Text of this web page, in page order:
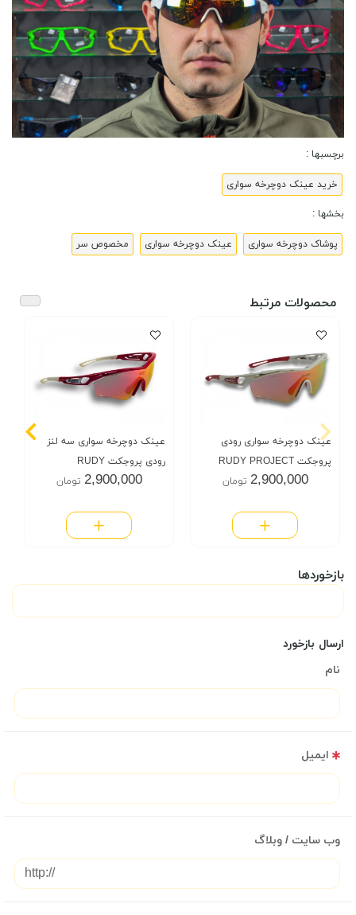
برچسبها :
خرید عینک دوچرخه سواری
بخشها :
پوشاک دوچرخه سواری عینک دوچرخه سواری مخصوص سر
محصولات مرتبط
عینک دوچرخه سواری رودی
پروجکت RUDY PROJECT
2,900,000 تومان
عینک دوچرخه سواری سه لنز
رودی پروجکت RUDY
PROJECT
2,900,000 تومان
بازخوردها
ارسال بازخورد
نام
ایمیل
وب سایت / وبلاگ